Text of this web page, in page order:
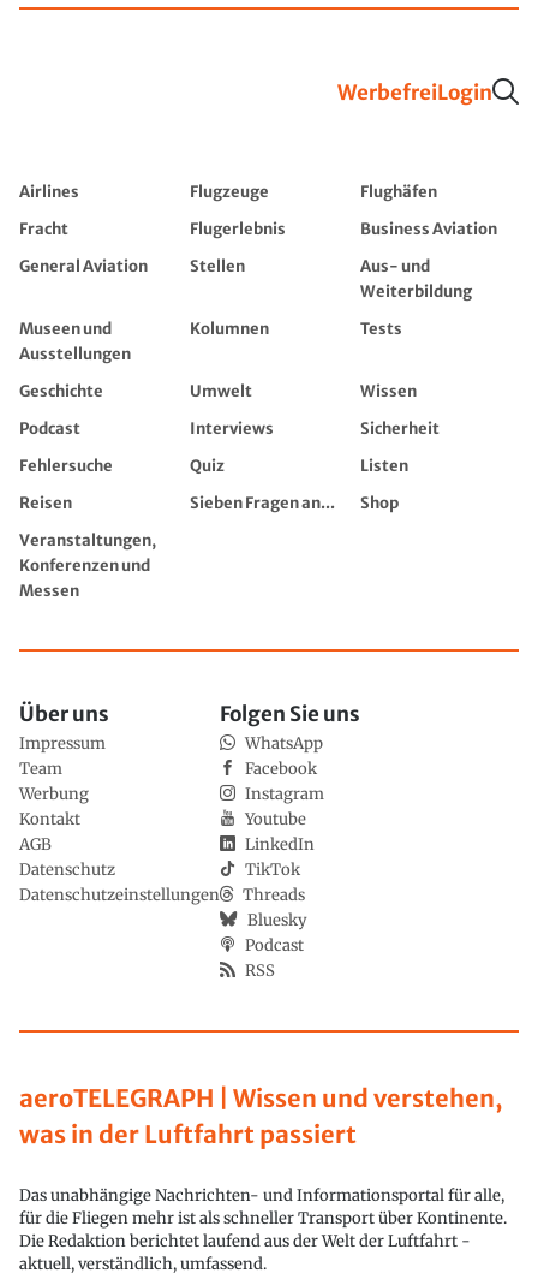
WerbefreiLogin
Airlines Flugzeuge
Flughäfen
Fracht
Flugerlebnis
Business Aviation
General Aviation
Stellen
Aus- und
Weiterbildung
Museen und
Ausstellungen
Kolumnen Tests
Geschichte Umwelt
Wissen
Podcast
Interviews
Sicherheit
Fehlersuche
Quiz
Listen
Reisen
Sieben Fragen an...
Shop
Veranstaltungen,
Konferenzen und
Messen
aeroTELEGRAPH | Wissen und verstehen,
was in der Luftfahrt passiert
Das unabhängige Nachrichten- und Informationsportal für alle,
für die Fliegen mehr ist als schneller Transport über Kontinente.
Die Redaktion berichtet laufend aus der Welt der Luftfahrt -
aktuell, verständlich, umfassend.
Über uns
Impressum
Team
Werbung
Kontakt
AGB
Datenschutz
Datenschutzeinstellungen
Folgen Sie uns
WhatsApp
Facebook
Instagram
Youtube
LinkedIn
TikTok
Threads
Bluesky
Podcast
RSS